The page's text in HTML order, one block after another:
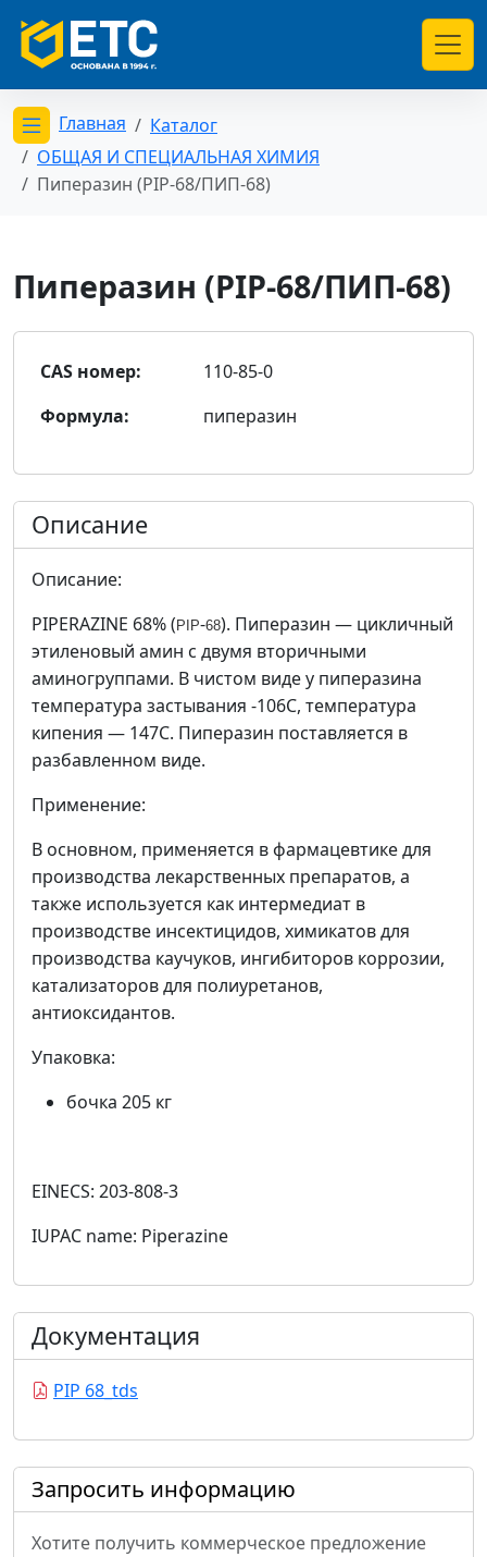
Открыть меню категорий
Главная
Каталог
ОБЩАЯ И СПЕЦИАЛЬНАЯ ХИМИЯ
Пиперазин (PIP-68/ПИП-68)
Пиперазин (PIP-68/ПИП-68)
CAS номер:
110-85-0
Формула:
пиперазин
Описание
Описание:
PIPERAZINE 68% ( PIP-68). Пиперазин — цикличный
этиленовый амин с двумя вторичными
аминогруппами. В чистом виде у пиперазина
температура застывания -106С, температура
кипения — 147С. Пиперазин поставляется в
разбавленном виде.
Применение:
В основном, применяется в фармацевтике для
производства лекарственных препаратов, а
также используется как интермедиат в
производстве инсектицидов, химикатов для
производства каучуков, ингибиторов коррозии,
катализаторов для полиуретанов,
антиоксидантов.
Упаковка:
бочка 205 кг
EINECS: 203-808-3
IUPAC name: Piperazine
Документация
PIP 68_tds
Запросить информацию
Хотите получить коммерческое предложение